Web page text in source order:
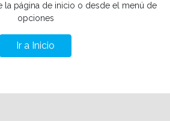
la página de inicio o desde el menú de
opciones
Ir a Inicio